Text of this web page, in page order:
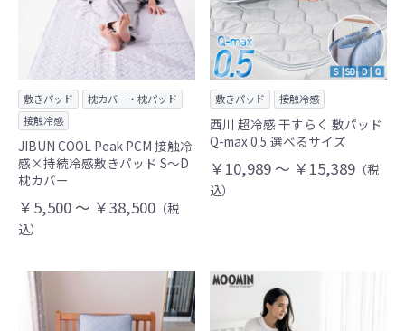
敷きパッド
枕カバー・枕パッド
接触冷感
JIBUN COOL Peak PCM 接触冷
感×持続冷感敷きパッド S～D
枕カバー
￥5,500 ～ ￥38,500 （税
込）
敷きパッド 接触冷感
西川 超冷感 干すらく 敷パッド
Q-max 0.5 選べるサイズ
￥10,989 ～ ￥15,389 （税
込）